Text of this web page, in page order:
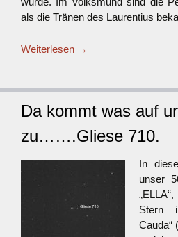
als die Tränen des Laurentius
Weiterlesen →
Da kommt was auf
zu…….Gliese 710.
In
unser
Stern
Cauda“